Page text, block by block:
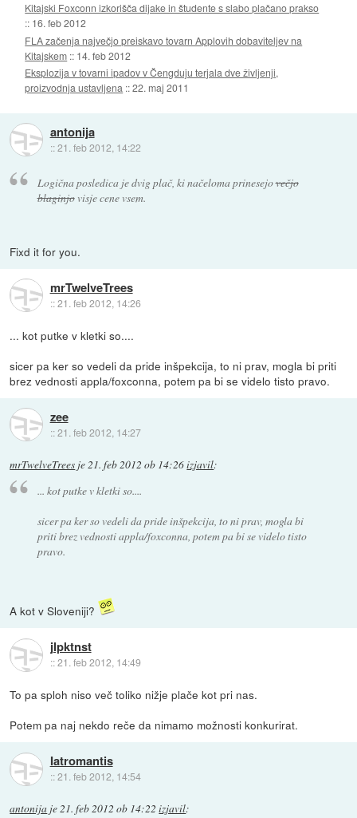
Kitajski Foxconn izkorišča dijake in študente s slabo plačano prakso
:: 16. feb 2012
FLA začenja največjo preiskavo tovarn Applovih dobaviteljev na
Kitajskem :: 14. feb 2012
Eksplozija v tovarni ipadov v Čengduju terjala dve življenji,
proizvodnja ustavljena ::22. maj 2011
antonija
::21. feb 2012, 14:22
Logična posledica je dvig plač, ki načeloma prinesejovečjo
blaginjovisje cene vsem.
Fixd it for you.
mrTwelveTrees
::21. feb 2012, 14:26
... kot putke v kletki so....
sicer pa ker so vedeli da pride inšpekcija, to ni prav, mogla bi priti
brez vednosti appla/foxconna, potem pa bi se videlo tisto pravo.
zee
::21. feb 2012, 14:27
mrTwelveTrees je 21. feb 2012 ob 14:26izjavil:
... kot putke v kletki so....
sicer pa ker so vedeli da pride inšpekcija, to ni prav, mogla bi
priti brez vednosti appla/foxconna, potem pa bi se videlo tisto
pravo.
A kot v Sloveniji?
jlpktnst
::21. feb 2012, 14:49
To pa sploh niso več toliko nižje plače kot pri nas.
Potem pa naj nekdo reče da nimamo možnosti konkurirat.
Iatromantis
::21. feb 2012, 14:54
antonija je21. feb 2012 ob 14:22 izjavil: